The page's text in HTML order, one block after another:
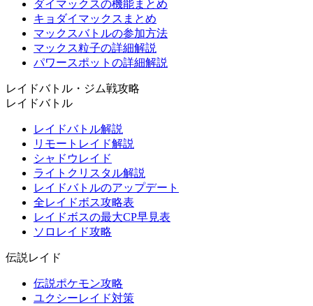
ダイマックスの機能まとめ
キョダイマックスまとめ
マックスバトルの参加方法
マックス粒子の詳細解説
パワースポットの詳細解説
レイドバトル・ジム戦攻略
レイドバトル
レイドバトル解説
リモートレイド解説
シャドウレイド
ライトクリスタル解説
レイドバトルのアップデート
全レイドボス攻略表
レイドボスの最大CP早見表
ソロレイド攻略
伝説レイド
伝説ポケモン攻略
ユクシーレイド対策